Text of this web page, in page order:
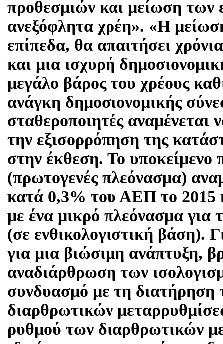
προθεσμιών και μείωση των
ανεξόφλητα χρέη». «Η
επίπεδα, θα απαιτήσει
και μια ισχυρή
μεγάλο βάρος του χρέους
ανάγκη δημοσιονομικής
σταθεροποιητές αναμένεται
την εξισορρόπηση της
στην έκθεση. Το υποκείμενο
(πρωτογενές πλεόνασμα)
κατά 0,3% του ΑΕΠ το 2015
με ένα μικρό πλεόνασμα για
(σε ενθικολογιστική βάση).
για μια βιώσιμη ανάπτυξη,
αναδιάρθρωση των
συνδυασμό με τη διατήρηση
διαρθρωτικών
ρυθμού των διαρθρωτικών